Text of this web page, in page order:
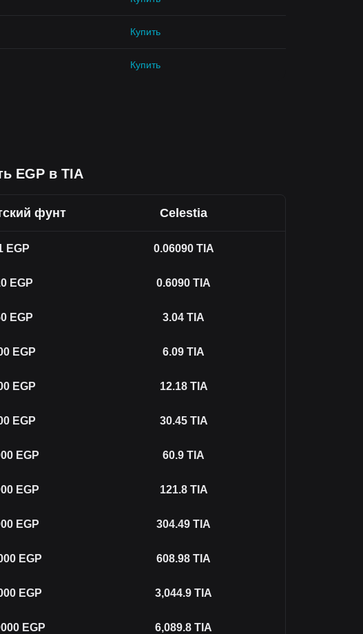
Купить
Купить
EGP в TIA
фунт Celestia
EGP 0.06090 TIA
EGP 0.6090 TIA
EGP 3.04 TIA
EGP 6.09 TIA
EGP 12.18 TIA
EGP 30.45 TIA
EGP 60.9 TIA
EGP 121.8 TIA
EGP 304.49 TIA
EGP 608.98 TIA
EGP 3,044.9 TIA
EGP 6,089.8 TIA